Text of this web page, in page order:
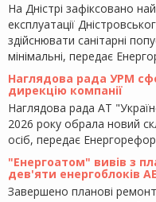
На Дністрі зафіксовано
експлуатації
здійснювати санітарні
мінімальні, передає
Наглядова рада УРМ
дирекцію компанії
Наглядова рада АТ
2026 року обрала новий
осіб, передає
"Енергоатом" вивів з
дев'яти енергоблоків
Завершено планові